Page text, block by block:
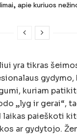
apie kuriuos
yra tikras
gydymo,
kuriam
„lyg ir gerai“,
laikas paieškoti
ar gydytojo.